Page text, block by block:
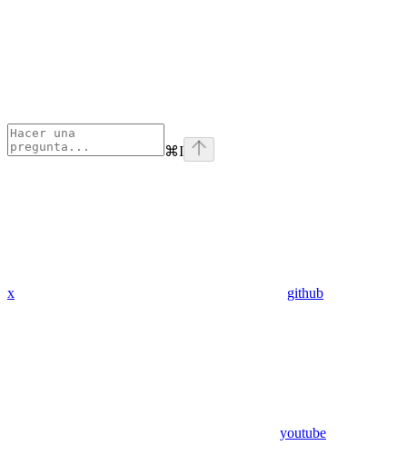
⌘I
x github
youtube